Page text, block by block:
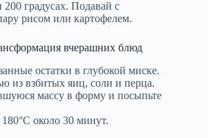
градусах. Подавай с
рисом или картофелем.
вчерашних блюд
остатки в глубокой миске.
из взбитых яиц, соли и перца.
массу в форму и посыпьте
около 30 минут.